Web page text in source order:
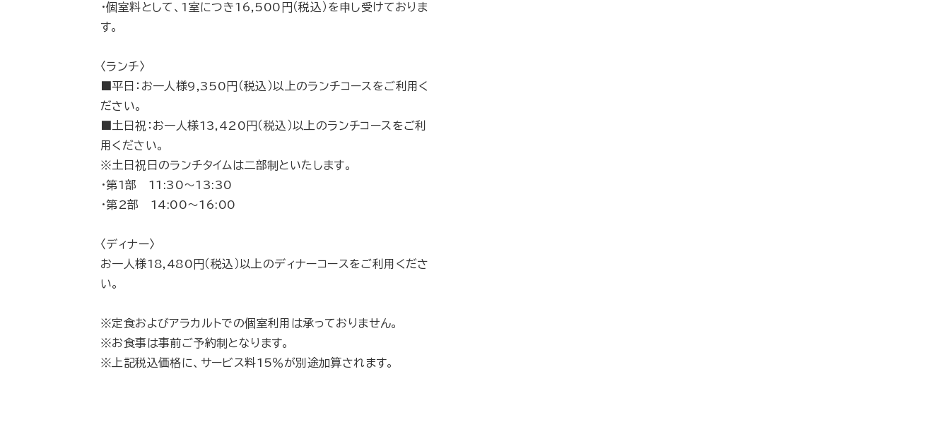
・個室料として、1室につき16,500円（税込）を申し受けておりま
す。
〈ランチ〉
■平日：お一人様9,350円（税込）以上のランチコースをご利用く
ださい。
■土日祝：お一人様13,420円（税込）以上のランチコースをご利
用ください。
※土日祝日のランチタイムは二部制といたします。
・第1部 11:30～13:30
・第2部 14:00～16:00
〈ディナー〉
お一人様18,480円（税込）以上のディナーコースをご利用くださ
い。
※定食およびアラカルトでの個室利用は承っておりません。
※お食事は事前ご予約制となります。
※上記税込価格に、サービス料15％が別途加算されます。